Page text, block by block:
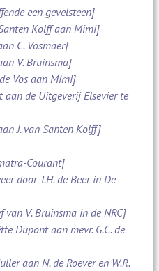
een gevelsteen]
Kolff aan Mimi]
C. Vosmaer]
V. Bruinsma]
Vos aan Mimi]
aan de Uitgeverij Elsevier te
J. van Santen Kolff]
Courant]
door T.H. de Beer in De
V. Bruinsma in de NRC]
Dupont aan mevr. G.C. de
aan N. de Roever en W.R.